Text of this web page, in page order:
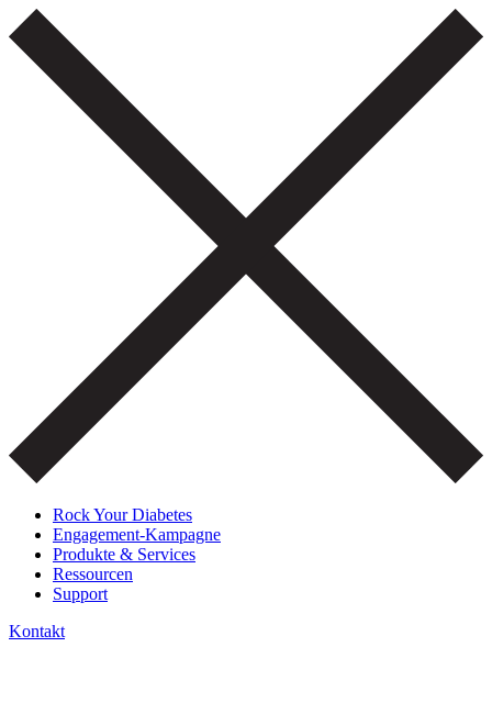
Rock Your Diabetes
Engagement-Kampagne
Produkte & Services
Ressourcen
Support
Kontakt